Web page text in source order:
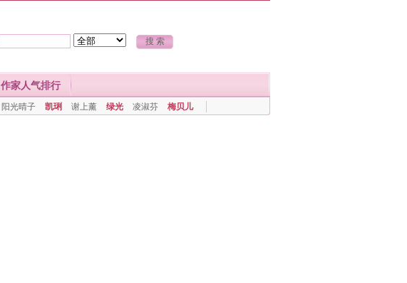
作家人气排行
阳光晴子 凯琍 谢上薰 绿光 凌淑芬 梅贝儿